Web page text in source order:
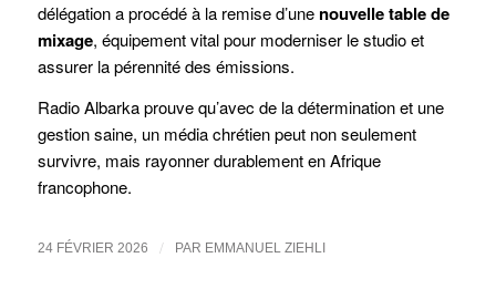
délégation a procédé à la remise d’une nouvelle table de
mixage, équipement vital pour moderniser le studio et
assurer la pérennité des émissions.
Radio Albarka prouve qu’avec de la détermination et une
gestion saine, un média chrétien peut non seulement
survivre, mais rayonner durablement en Afrique
francophone.
24 FÉVRIER 2026 / PAR EMMANUEL ZIEHLI